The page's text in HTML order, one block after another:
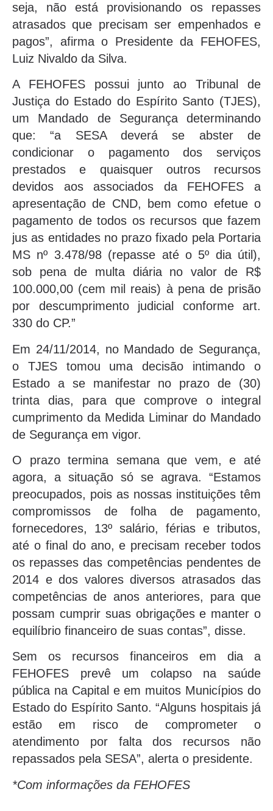
seja, não está provisionando os repasses
atrasados que precisam ser empenhados e
pagos”, afirma o Presidente da FEHOFES,
Luiz Nivaldo da Silva.
A FEHOFES possui junto ao Tribunal de
Justiça do Estado do Espírito Santo (TJES),
um Mandado de Segurança determinando
que: “a SESA deverá se abster de
condicionar o pagamento dos serviços
prestados e quaisquer outros recursos
devidos aos associados da FEHOFES a
apresentação de CND, bem como efetue o
pagamento de todos os recursos que fazem
jus as entidades no prazo fixado pela Portaria
MS nº 3.478/98 (repasse até o 5º dia útil),
sob pena de multa diária no valor de R$
100.000,00 (cem mil reais) à pena de prisão
por descumprimento judicial conforme art.
330 do CP.”
Em 24/11/2014, no Mandado de Segurança,
o TJES tomou uma decisão intimando o
Estado a se manifestar no prazo de (30)
trinta dias, para que comprove o integral
cumprimento da Medida Liminar do Mandado
de Segurança em vigor.
O prazo termina semana que vem, e até
agora, a situação só se agrava. “Estamos
preocupados, pois as nossas instituições têm
compromissos de folha de pagamento,
fornecedores, 13º salário, férias e tributos,
até o final do ano, e precisam receber todos
os repasses das competências pendentes de
2014 e dos valores diversos atrasados das
competências de anos anteriores, para que
possam cumprir suas obrigações e manter o
equilíbrio financeiro de suas contas”, disse.
Sem os recursos financeiros em dia a
FEHOFES prevê um colapso na saúde
pública na Capital e em muitos Municípios do
Estado do Espírito Santo. “Alguns hospitais já
estão em risco de comprometer o
atendimento por falta dos recursos não
repassados pela SESA”, alerta o presidente.
*Com informações da FEHOFES